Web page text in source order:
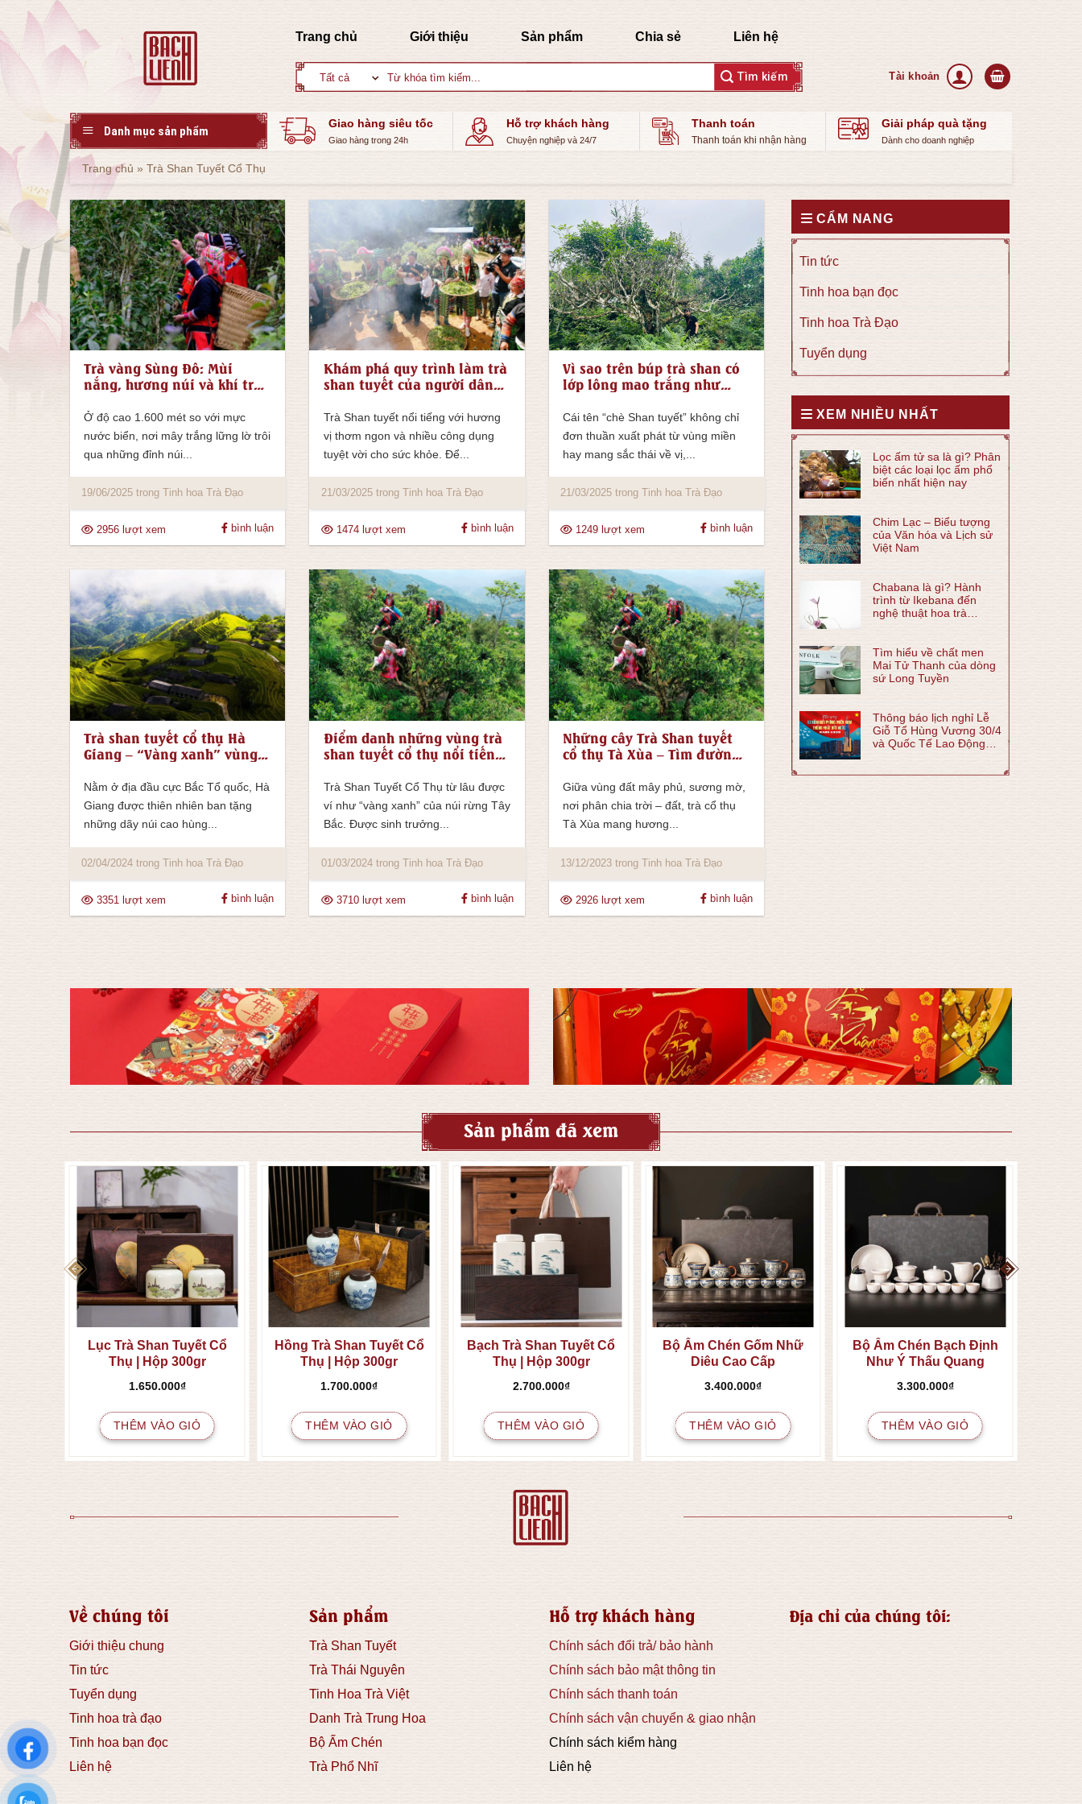
to
content
Trang chủ Giới thiệu Sản phẩm Chia sẻ Liên hệ
kiếm:
Danh mục sản phẩm
Giao hàng siêu tốc
Giao hàng trong 24h
Hỗ trợ khách hàng
Chuyện nghiệp và 24/7
Thanh toán
Thanh toán khi nhận hàng
Giải pháp quà tặng
Dành cho doanh nghiệp
Trang chủ » Trà Shan Tuyết Cổ Thụ
Trà vàng Sùng Đô: Mùi
nắng, hương núi và khí trà
Ở độ cao 1.600 mét so với mực
nước biển, nơi mây trắng lững lờ trôi
qua những đỉnh núi...
19/06/2025 trong Tinh hoa Trà Đạo
2956 lượt xem bình luận
Khám phá quy trình làm trà
shan tuyết của người dân
Trà Shan tuyết nổi tiếng với hương
vị thơm ngon và nhiều công dụng
tuyệt vời cho sức khỏe. Để...
21/03/2025 trong Tinh hoa Trà Đạo
1474 lượt xem bình luận
Vì sao trên búp trà shan có
lớp lông mao trắng như
Cái tên “chè Shan tuyết” không chỉ
đơn thuần xuất phát từ vùng miền
hay mang sắc thái về vị,...
21/03/2025 trong Tinh hoa Trà Đạo
1249 lượt xem bình luận
Trà shan tuyết cổ thụ Hà
Giang – “Vàng xanh” vùng
Nằm ở địa đầu cực Bắc Tổ quốc, Hà
Giang được thiên nhiên ban tặng
những dãy núi cao hùng...
02/04/2024 trong Tinh hoa Trà Đạo
3351 lượt xem bình luận
Điểm danh những vùng trà
shan tuyết cổ thụ nổi tiếng
Trà Shan Tuyết Cổ Thụ từ lâu được
ví như “vàng xanh” của núi rừng Tây
Bắc. Được sinh trưởng...
01/03/2024 trong Tinh hoa Trà Đạo
3710 lượt xem bình luận
Những cây Trà Shan tuyết
cổ thụ Tà Xùa – Tìm đường
Giữa vùng đất mây phủ, sương mờ,
nơi phân chia trời – đất, trà cổ thụ
Tà Xùa mang hương...
13/12/2023 trong Tinh hoa Trà Đạo
2926 lượt xem bình luận
CẨM NANG
Tin tức
Tinh hoa bạn đọc
Tinh hoa Trà Đạo
Tuyển dụng
XEM NHIỀU NHẤT
Lọc ấm tử sa là gì? Phân
biệt các loại lọc ấm phổ
biến nhất hiện nay
Chim Lạc – Biểu tượng
của Văn hóa và Lịch sử
Việt Nam
Chabana là gì? Hành
trình từ Ikebana đến
nghệ thuật hoa trà
Tìm hiểu về chất men
Mai Tử Thanh của dòng
sứ Long Tuyền
Thông báo lịch nghỉ Lễ
Giỗ Tổ Hùng Vương 30/4
và Quốc Tế Lao Động
Sản phẩm đã xem
Lục Trà Shan Tuyết Cổ
Thụ | Hộp 300gr
1.650.000₫
THÊM VÀO GIỎ
Hồng Trà Shan Tuyết Cổ
Thụ | Hộp 300gr
1.700.000₫
THÊM VÀO GIỎ
Bạch Trà Shan Tuyết Cổ
Thụ | Hộp 300gr
2.700.000₫
THÊM VÀO GIỎ
Bộ Ấm Chén Gốm Nhữ
Diêu Cao Cấp
3.400.000₫
THÊM VÀO GIỎ
Bộ Ấm Chén Bạch Định
Như Ý Thấu Quang
3.300.000₫
THÊM VÀO GIỎ
Về chúng tôi
Giới thiệu chung
Tin tức
Tuyển dụng
Tinh hoa trà đạo
Tinh hoa bạn đọc
Liên hệ
Sản phẩm
Trà Shan Tuyết
Trà Thái Nguyên
Tinh Hoa Trà Việt
Danh Trà Trung Hoa
Bộ Ấm Chén
Trà Phổ Nhĩ
Hỗ trợ khách hàng
Chính sách đổi trả/ bảo hành
Chính sách bảo mật thông tin
Chính sách thanh toán
Chính sách vận chuyển & giao nhận
Chính sách kiểm hàng
Liên hệ
Địa chỉ của chúng tôi: